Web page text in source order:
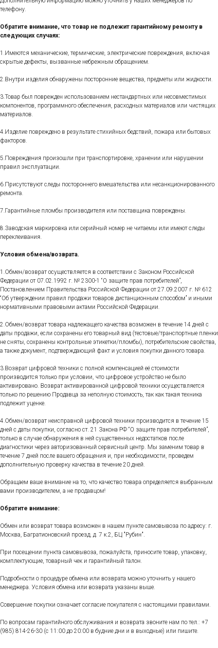
телефону.
Обратите внимание, что товар не подлежит гарантийному ремонту в
следующих случаях:
1.Имеются механические, термические, электрические повреждения, включая
скрытые дефекты, вызванные небрежным обращением.
2.Внутри изделия обнаружены посторонние вещества, предметы или жидкости.
3.Товар был поврежден использованием нестандартных или несовместимых
компонентов, программного обеспечения, расходных материалов или чистящих
материалов.
4.Изделие повреждено в результате стихийных бедствий, пожара или бытовых
факторов.
5.Повреждения произошли при транспортировке, хранении или нарушении
правил эксплуатации.
6.Присутствуют следы постороннего вмешательства или несанкционированного
ремонта.
7.Гарантийные пломбы производителя или поставщика повреждены.
8.Заводская маркировка или серийный номер не читаемы или имеют следы
переклеивания.
Условия обмена/возврата.
1.Обмен/возврат осуществляется в соответствии с Законом Российской
Федерации от 07.02.1992 г. № 2300-1 “О защите прав потребителей”,
Постановлением Правительства Российской Федерации от 27.09.2007 г. № 612
“Об утверждении правил продажи товаров дистанционным способом” и иными
нормативными правовыми актами Российской Федерации.
2.Обмен/возврат товара надлежащего качества возможен в течение 14 дней с
даты продажи, если сохранены его товарный вид (тестовые/транспортные пленки
не сняты, сохранены контрольные этикетки/пломбы), потребительские свойства,
а также документ, подтверждающий факт и условия покупки данного товара.
3.Возврат цифровой техники с полной компенсацией её стоимости
производится только при условии, что цифровое устройство не было
активировано. Возврат активированной цифровой техники осуществляется
только по решению Продавца за неполную стоимость, так как такая техника
подлежит уценке.
4.Обмен/возврат неисправной цифровой техники производится в течение 15
дней с даты покупки, согласно ст. 21 Закона РФ “О защите прав потребителей”,
только в случае обнаружения в ней существенных недостатков после
диагностики через авторизованный сервисный центр. Мы заменим товар в
течение 7 дней после вашего обращения и, при необходимости, проведем
дополнительную проверку качества в течение 20 дней.
Обращаем ваше внимание на то, что качество товара определяется выбранным
вами производителем, а не продавцом!
Обратите внимание:
Обмен или возврат товара возможен в нашем пункте самовывоза по адресу: г.
Москва, Багратионовский проезд, д. 7 к.2, БЦ "Рубин".
При посещении пункта самовывоза, пожалуйста, приносите товар, упаковку,
комплектующие, товарный чек и гарантийный талон.
Подробности о процедуре обмена или возврата можно уточнить у нашего
менеджера. Условия обмена или возврата указаны выше.
Совершение покупки означает согласие покупателя с настоящими правилами.
По вопросам гарантийного обслуживания и возврата звоните нам по тел.: +7
(985) 814-26-30 (с 11:00 до 20:00 в будние дни и в выходные) или пишите.